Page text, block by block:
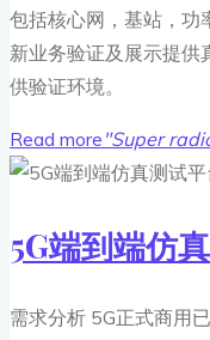
包括核心网，基站，功
新业务验证及展示提供
供验证环境。
Read more "Super
5G端到端仿
需求分析 5G正式商用